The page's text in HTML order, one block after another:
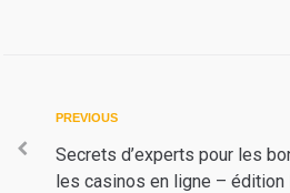
Post
navigation
Previous
PREVIOUS
Secrets d’experts pour les
les casinos en ligne – édition